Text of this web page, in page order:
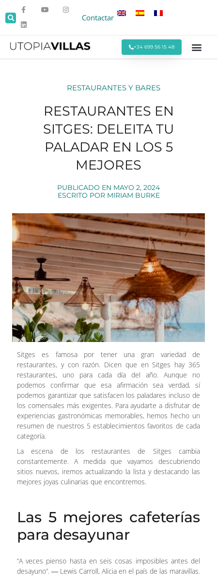
Contactar
+34 699 56 15 48
RESTAURANTES Y BARES
RESTAURANTES EN
SITGES: DELEITA TU
PALADAR EN LOS 5
MEJORES
PUBLICADO EN MAYO 2, 2024
ESCRITO PORMIRIAM BURKE
Sitges es famosa por tener una gran variedad de
restaurantes, y con razón. Dicen que en Sitges hay 365
restaurantes, uno para cada día del año. Aunque no
podemos confirmar que esa afirmación sea verdad, sí
podemos garantizar que satisfacen los paladares incluso de
los comensales más exigentes. Para ayudarte a disfrutar de
experiencias gastronómicas memorables, hemos hecho un
resumen de nuestros 5 establecimientos favoritos de cada
categoría.
La escena de los restaurantes de Sitges cambia
constantemente. A medida que vayamos descubriendo
sitios nuevos, iremos actualizando la lista y destacando las
mejores joyas culinarias que encontremos.
Las 5 mejores cafeterías
para desayunar
“A veces pienso hasta en seis cosas imposibles antes del
desayuno”. ― Lewis Carroll, Alicia en el país de las maravillas.